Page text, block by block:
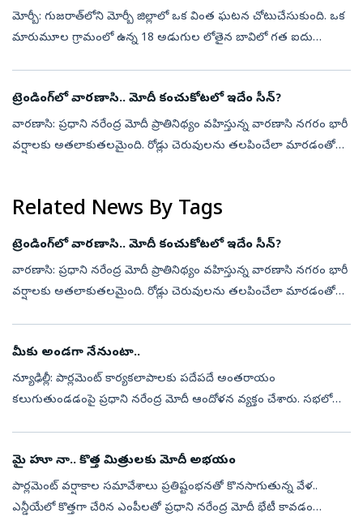
మోర్బీ: గుజరాత్‌లోని మోర్బీ జిల్లాలో ఒక వింత ఘటన చోటుచేసుకుంది. ఒక
మారుమూల గ్రామంలో ఉన్న 18 అడుగుల లోతైన బావిలో గత ఐదు
ట్రెండింగ్‌లో వారణాసి.. మోదీ కంచుకోటలో ఇదేం సీన్‌?
వారణాసి: ప్రధాని నరేంద్ర మోదీ ప్రాతినిథ్యం వహిస్తున్న వారణాసి నగరం భారీ
వర్షాలకు అతలాకుతలమైంది. రోడ్లు చెరువులను తలపించేలా మారడంతో
Related News By Tags
ట్రెండింగ్‌లో వారణాసి.. మోదీ కంచుకోటలో ఇదేం సీన్‌?
వారణాసి: ప్రధాని నరేంద్ర మోదీ ప్రాతినిథ్యం వహిస్తున్న వారణాసి నగరం భారీ
వర్షాలకు అతలాకుతలమైంది. రోడ్లు చెరువులను తలపించేలా మారడంతో
మీకు అండగా నేనుంటా..
న్యూఢిల్లీ: పార్లమెంట్‌ కార్యకలాపాలకు పదేపదే అంతరాయం
కలుగుతుండడంపై ప్రధాని నరేంద్ర మోదీ ఆందోళన వ్యక్తం చేశారు. సభలో
మై హూ నా.. కొత్త మిత్రులకు మోదీ అభయం
పార్లమెంట్‌ వర్షాకాల సమావేశాలు ప్రతిష్టంభనతో కొనసాగుతున్న వేళ..
ఎన్డీయేలో కొత్తగా చేరిన ఎంపీలతో ప్రధాని నరేంద్ర మోదీ భేటీ కావడం